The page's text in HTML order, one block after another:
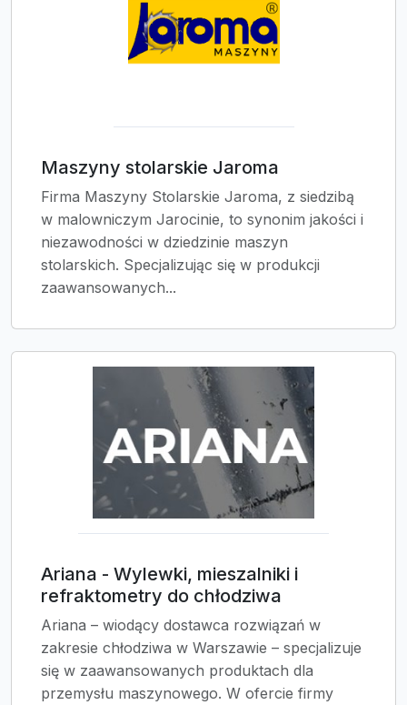
Maszyny stolarskie Jaroma
Firma Maszyny Stolarskie Jaroma, z siedzibą
w malowniczym Jarocinie, to synonim jakości i
niezawodności w dziedzinie maszyn
stolarskich. Specjalizując się w produkcji
zaawansowanych...
Ariana - Wylewki, mieszalniki i
refraktometry do chłodziwa
Ariana – wiodący dostawca rozwiązań w
zakresie chłodziwa w Warszawie – specjalizuje
się w zaawansowanych produktach dla
przemysłu maszynowego. W ofercie firmy